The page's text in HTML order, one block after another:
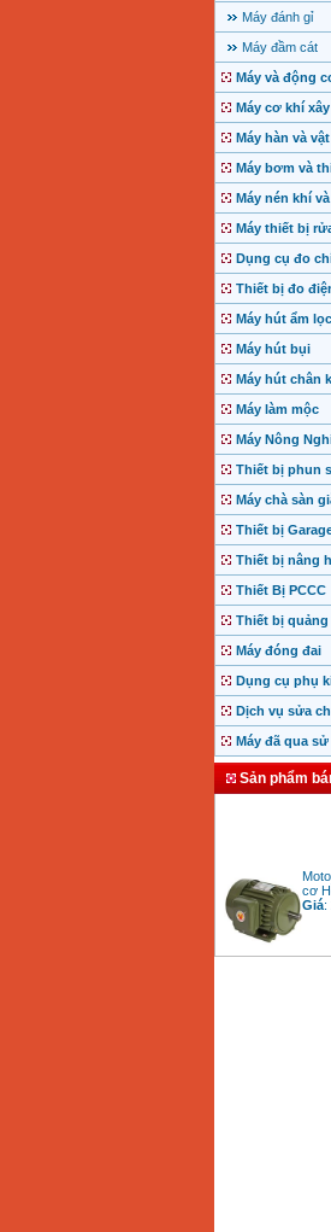
Máy đánh gỉ
Máy đầm cát
Máy và động
Máy cơ khí
Máy hàn và
Máy bơm và
Máy nén khí
Máy thiết bị
Dụng cụ đo
Thiết bị đo
Máy hút ẩm
Máy hút bụi
Máy hút chân
Máy làm mộc
Máy Nông
Thiết bị phun
Máy chà sàn
Thiết bị
Thiết bị nâng
Thiết Bị PCCC
Thiết bị quảng
Máy đóng đai
Dụng cụ phụ
Dịch vụ sửa
Máy đã qua
Sản phẩm
cơ
Giá: